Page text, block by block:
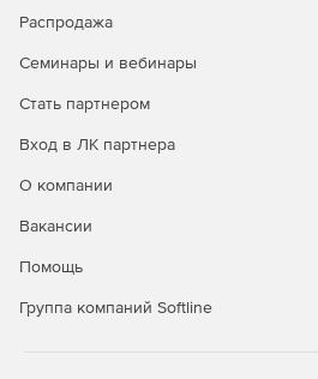
Метрика: на одного
Интеграция данных
Функции общего назначения:
Распродажа
Семинары и вебинары
Стать партнером
Вход в ЛК партнера
О компании
Вакансии
Помощь
Группа компаний Softline